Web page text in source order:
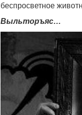
беспросветное
Выльторъяс…